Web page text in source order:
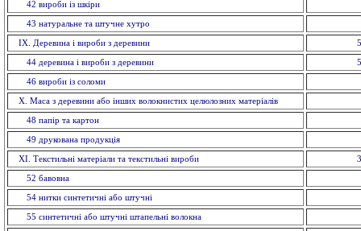
42 вироби із шкiри
43 натуральне та штучне хутро
IX. Деревина і вироби з деревини
44 деревина і вироби з деревини
46 вироби із соломи
X. Маса з деревини або інших волокнистих целюлозних матеріалів
48 папiр та картон
49 друкована продукція
ХI. Текстильні матеріали та текстильні вироби
52 бавовна
54 нитки синтетичні або штучні
55 синтетичні або штучні штапельнi волокна